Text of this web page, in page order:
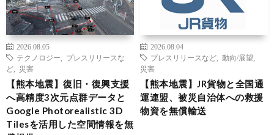
2026.08.05
テクノロジー
プレスリリースな
ど
災害
【熊本地震】復旧・復興支援
へ高精度3次元点群データと
Google Photorealistic 3D
Tilesを活用した空間情報を無
2026.08.04
プレスリリースなど
動向/展望
災害
【熊本地震】JR貨物と全国通
運連盟、被災自治体への救援
物資を無償輸送